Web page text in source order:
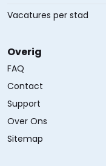
Vacatures per stad
Overig
FAQ
Contact
Support
Over Ons
Sitemap